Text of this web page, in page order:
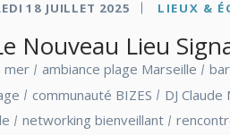
18 JUILLET 2025 LIEUX &
Nouveau Lieu
mer ambiance plage Marseille
communauté BIZES DJ Claude
networking bienveillant